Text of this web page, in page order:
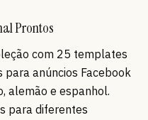
Prontos
com 25 templates
anúncios Facebook
alemão e espanhol.
para diferentes